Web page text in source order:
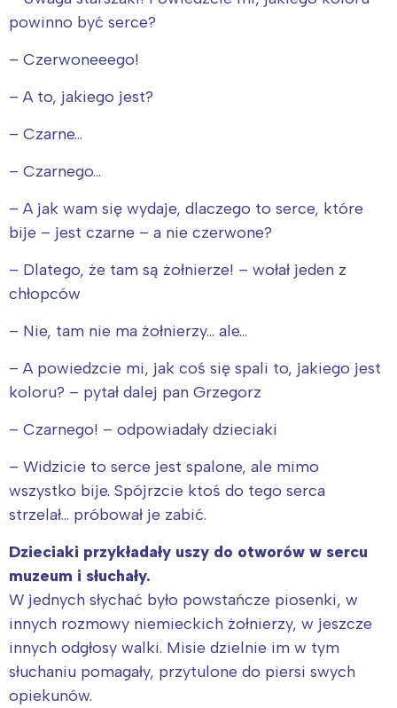
powinno być serce?
– Czerwoneeego!
– A to, jakiego jest?
– Czarne…
– Czarnego…
– A jak wam się wydaje, dlaczego to serce, które
bije – jest czarne – a nie czerwone?
– Dlatego, że tam są żołnierze! – wołał jeden z
chłopców
– Nie, tam nie ma żołnierzy… ale…
– A powiedzcie mi, jak coś się spali to, jakiego jest
koloru? – pytał dalej pan Grzegorz
– Czarnego! – odpowiadały dzieciaki
– Widzicie to serce jest spalone, ale mimo
wszystko bije. Spójrzcie ktoś do tego serca
strzelał… próbował je zabić.
Dzieciaki przykładały uszy do otworów w sercu
muzeum i słuchały.
W jednych słychać było powstańcze piosenki, w
innych rozmowy niemieckich żołnierzy, w jeszcze
innych odgłosy walki. Misie dzielnie im w tym
słuchaniu pomagały, przytulone do piersi swych
opiekunów.
Interesują mnie wydarzenia z
tego regionu:
Warszawa
Łódź
Poznań
Wrocław
Kraków
Północ
Wszystkie
Wybieram